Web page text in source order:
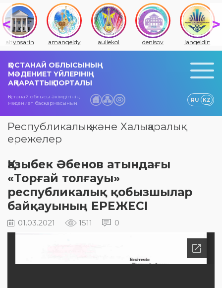
altynsarin amangeldy auliekol denisov jangeldin
ҚОСТАНАЙ ОБЛЫСЫНЫҢ
МӘДЕНИЕТ ҮЙЛЕРІНІҢ
АҚПАРАТТЫҚ ПОРТАЛЫ
Қостанай облысы әкімдігінің
мәдениет басқармасының
RU KZ
Республикалық және Халықаралық
ережелер
Қазыбек Әбенов атындағы
«Торғай толғауы»
республикалық қобызшылар
байқауының ЕРЕЖЕСІ
01.03.2021 1511 0